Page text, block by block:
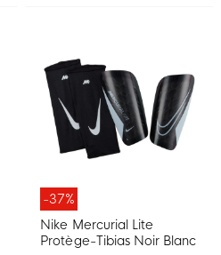
-37%
Nike Mercurial Lite
Protège-Tibias Noir Blanc